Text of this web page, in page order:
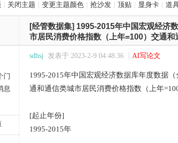
关闭主题 变更主题颜色 抢沙发 顶贴 显身卡 道
[经管数据集] 1995-2015年中国宏观经济
市居民消费价格指数（上年=100）交通
门
息
sdhsj 发表于 2023-2-9 04:48:36 AI写论文
1995-2015年中国宏观经济数据库年度数据
通和通信类城市居民消费价格指数（上年
[起止年份]
1995-2015年